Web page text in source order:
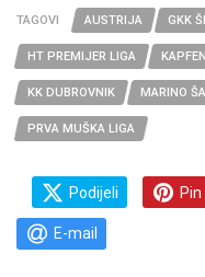
TAGOVI AUSTRIJA GKK
HT PREMIJER LIGA
KK DUBROVNIK MARINO
PRVA MUŠKA LIGA
Podijeli Pin
E-mail